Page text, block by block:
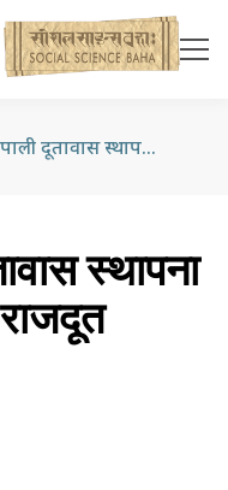
पोर्चुगलमा नेपाली दूतावास स्थापना गरिने, सनिल नेपाल राजदूत सिफारिस
स्थापना